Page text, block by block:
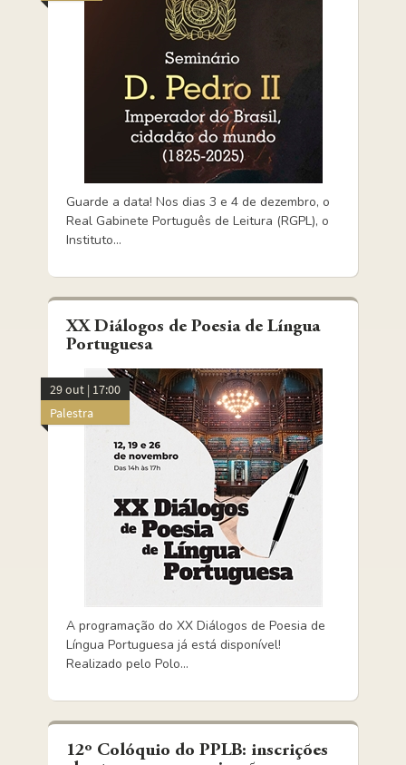
Guarde a data! Nos dias 3 e 4 de dezembro, o
Real Gabinete Português de Leitura (RGPL), o
Instituto...
XX Diálogos de Poesia de Língua
Portuguesa
29 out | 17:00
Palestra
A programação do XX Diálogos de Poesia de
Língua Portuguesa já está disponível!
Realizado pelo Polo...
12º Colóquio do PPLB: inscrições